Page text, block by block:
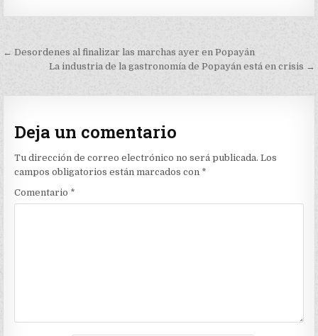
Navegación
entradas
← Desordenes al finalizar las marchas ayer en Popayán
La industria de la gastronomía de Popayán está en crisis →
Deja un comentario
Tu dirección de correo electrónico no será publicada. Los
campos obligatorios están marcados con *
Comentario *